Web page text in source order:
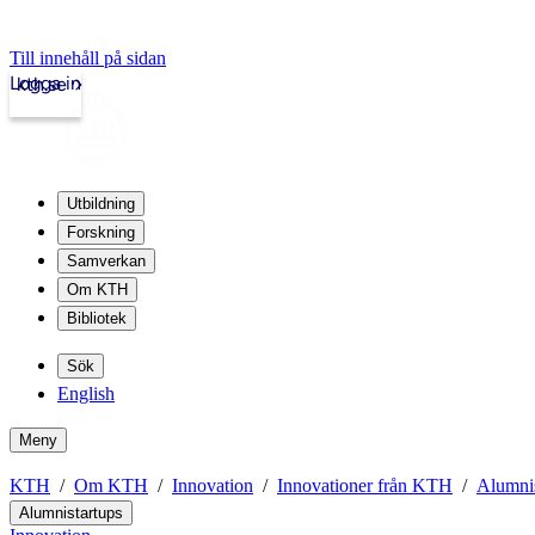
Till innehåll på sidan
kth.se
Logga in
Utbildning
Forskning
Samverkan
Om KTH
Bibliotek
Sök
English
Meny
KTH Om KTH Innovation Innovationer från KTH
Alumnistartups